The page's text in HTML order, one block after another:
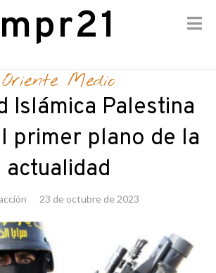
mpr21
Oriente Medio
Islámica Palestina
primer plano de la
actualidad
23 de octubre de 2023